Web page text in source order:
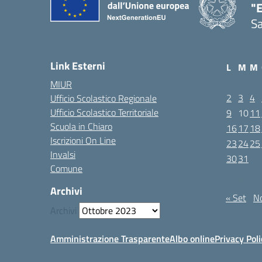
Link Esterni
MIUR
Ufficio Scolastico Regionale
Ufficio Scolastico Territoriale
Scuola in Chiaro
Iscrizioni On Line
Invalsi
Comune
Archivi
Archivi
L M M
2 3 4
9 1011
1617 18
232425
3031
« Set
Amministrazione TrasparenteAlbo onlinePrivacy